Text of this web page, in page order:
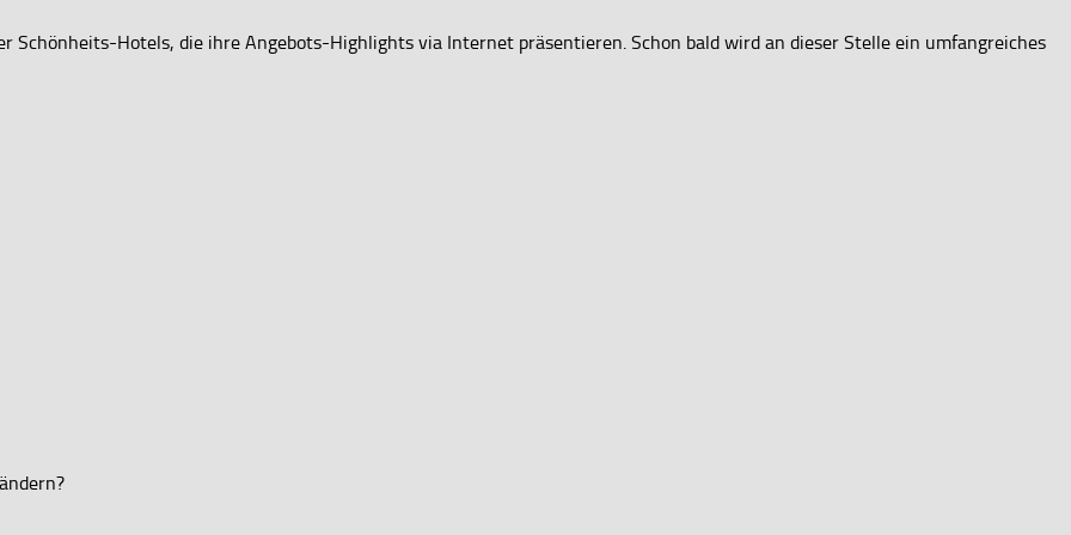
Schönheits-Hotels, die ihre Angebots-Highlights via Internet präsentieren. Schon bald wird an dieser Stelle ein umfangreiches